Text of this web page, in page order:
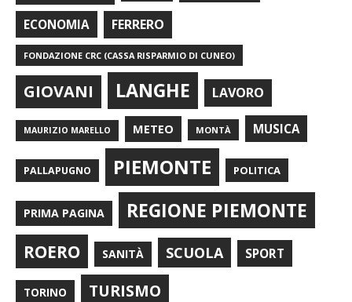
ECONOMIA FERRERO
FONDAZIONE CRC (CASSA RISPARMIO DI CUNEO)
GIOVANI LANGHE LAVORO
MAURIZIO MARELLO METEO MONTÀ MUSICA
PALLAPUGNO PIEMONTE POLITICA
PRIMA PAGINA REGIONE PIEMONTE
ROERO SANITÀ SCUOLA SPORT
TORINO TURISMO